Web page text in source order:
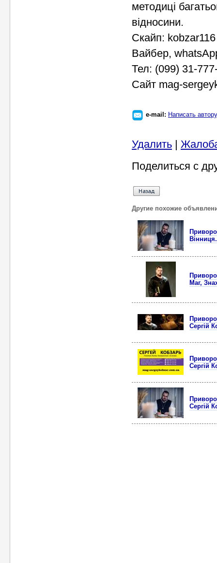
методиці
відносини.
Скайп: kobzar116
Вайбер,
Тел: (099) 31-
Сайт mag-
e-mail: Написать автору
Удалить |
Поделиться с
Другие похожие
Вінниця.
Маг,
Сергій
Сергій
Сергій